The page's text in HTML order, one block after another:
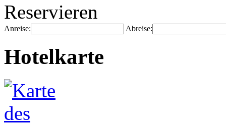
Reservieren
Anreise: Abreise:
Hotelkarte